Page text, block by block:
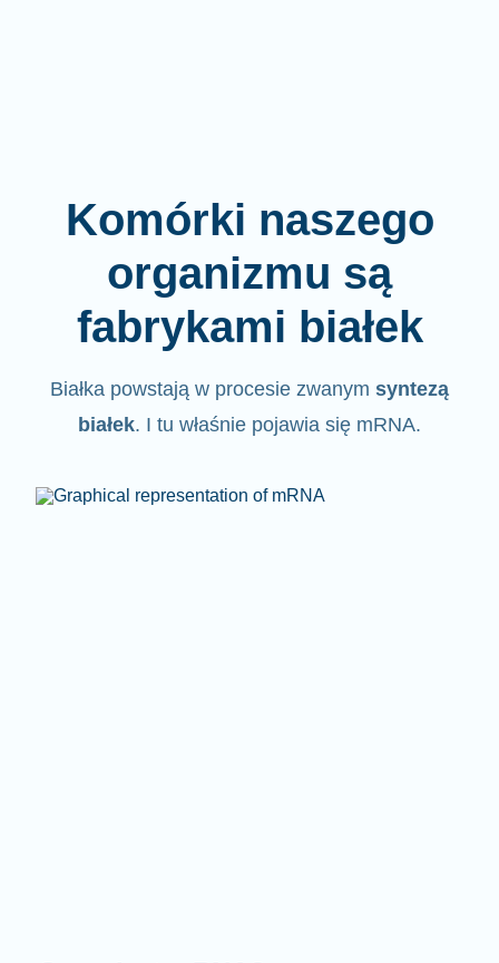
Komórki naszego
organizmu są
fabrykami białek
Białka powstają w procesie zwanym syntezą
białek. I tu właśnie pojawia się mRNA.